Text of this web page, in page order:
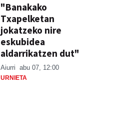
"Banakako
Txapelketan
jokatzeko nire
eskubidea
aldarrikatzen dut"
Aiurri abu 07, 12:00
URNIETA